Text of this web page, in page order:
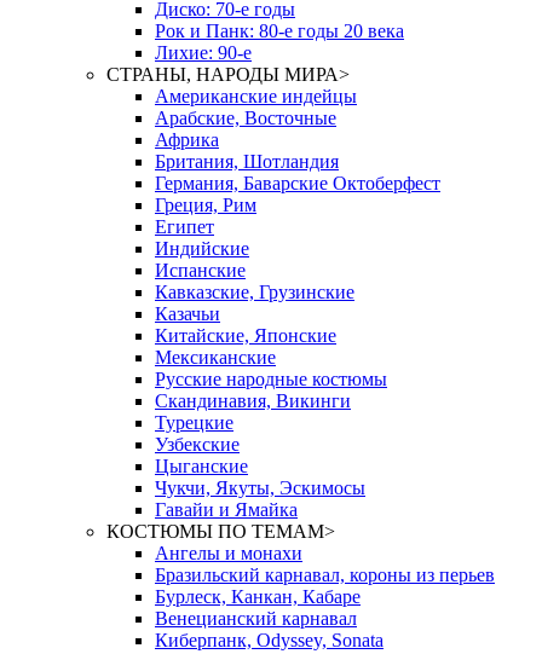
Диско: 70-е годы
Рок и Панк: 80-е годы 20 века
Лихие: 90-е
СТРАНЫ, НАРОДЫ МИРА>
Американские индейцы
Арабские, Восточные
Африка
Британия, Шотландия
Германия, Баварские Октоберфест
Греция, Рим
Египет
Индийские
Испанские
Кавказские, Грузинские
Казачьи
Китайские, Японские
Мексиканские
Русские народные костюмы
Скандинавия, Викинги
Турецкие
Узбекские
Цыганские
Чукчи, Якуты, Эскимосы
Гавайи и Ямайка
КОСТЮМЫ ПО ТЕМАМ>
Ангелы и монахи
Бразильский карнавал, короны из перьев
Бурлеск, Канкан, Кабаре
Венецианский карнавал
Киберпанк, Odyssey, Sonata